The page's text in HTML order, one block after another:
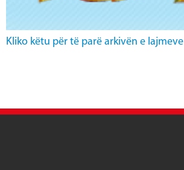
Kliko këtu për të parë arkivën e lajmeve